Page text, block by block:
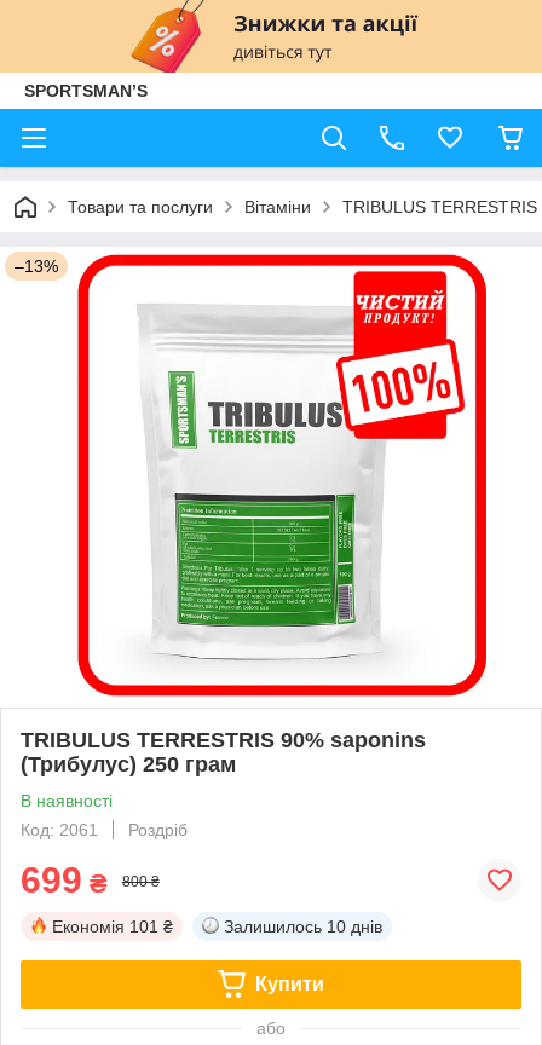
SPORTSMAN’S
Товари та послуги Вітаміни TRIBULUS
–13%
TRIBULUS TERRESTRIS 90% saponins
(Трибулус) 250 грам
В наявності
Код: 2061
Роздріб
699 ₴ 800 ₴
Економія 101 ₴ Залишилось 10 днів
Купити
або